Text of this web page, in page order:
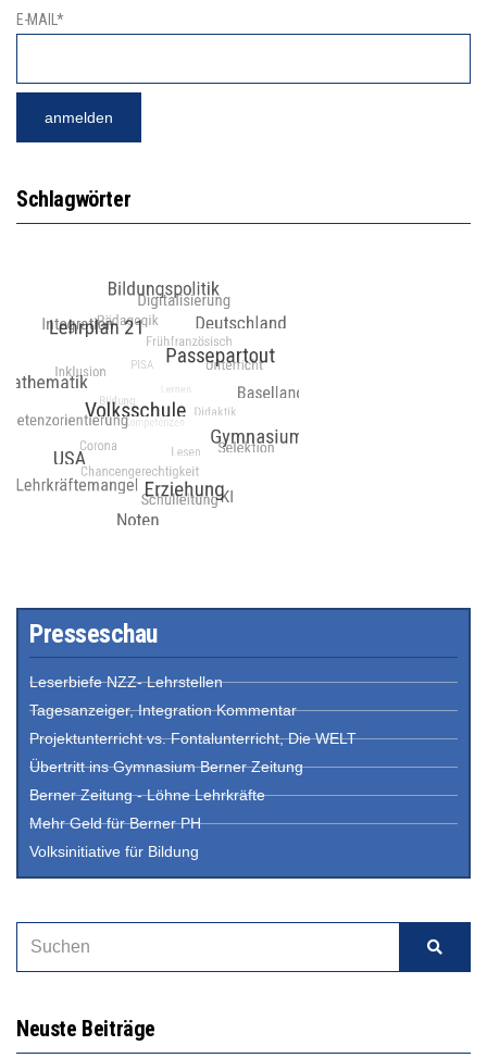
E-MAIL*
Schlagwörter
Presseschau
Leserbiefe NZZ- Lehrstellen
Tagesanzeiger, Integration Kommentar
Projektunterricht vs. Fontalunterricht, Die WELT
Übertritt ins Gymnasium Berner Zeitung
Berner Zeitung - Löhne Lehrkräfte
Mehr Geld für Berner PH
Volksinitiative für Bildung
Neuste Beiträge